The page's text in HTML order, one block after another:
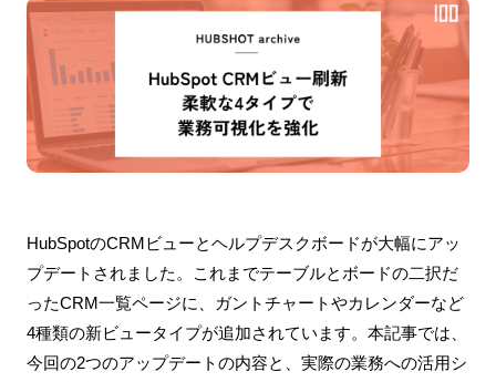
HubSpotのCRMビューとヘルプデスクボードが大幅にアッ
プデートされました。これまでテーブルとボードの二択だ
ったCRM一覧ページに、ガントチャートやカレンダーなど
4種類の新ビュータイプが追加されています。本記事では、
今回の2つのアップデートの内容と、実際の業務への活用シ